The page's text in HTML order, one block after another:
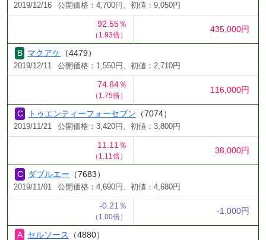
2019/12/16 公開価格：4,700円、初値：9,050円
92.55％
（1.93倍）
435,000円
マクアケ （4479）
2019/12/11 公開価格：1,550円、初値：2,710円
74.84％
（1.75倍）
116,000円
トゥエンティーフォーセブン （7074）
2019/11/21 公開価格：3,420円、初値：3,800円
11.11％
（1.11倍）
38,000円
ダブルエー （7683）
2019/11/01 公開価格：4,690円、初値：4,680円
-0.21％
（1.00倍）
-1,000円
セルソース （4880）